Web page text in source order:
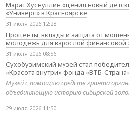
Марат Хуснуллин оценил новый
«Универс» в Красноярске
31 июля 2026 12:28
Проценты, вклады и защита от
молодёжь для взрослой финансовой
31 июля 2026 08:56
Сухобузимский музей стал
«Красота внутри» фонда «ВТБ-
Музей с помощью средств гранта
объединяющую историю сибирской
29 июля 2026 11:50